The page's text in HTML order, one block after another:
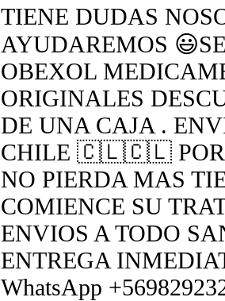
TIENE DUDAS
AYUDAREMOS
OBEXOL
ORIGINALES
DE UNA CAJA .
CHILE 🇨🇱🇨🇱 POR
NO PIERDA MAS
COMIENCE SU
ENVIOS A TODO
ENTREGA
WhatsApp